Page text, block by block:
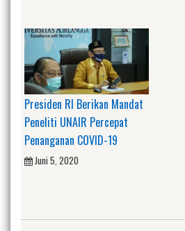
Presiden RI Berikan Mandat
Peneliti UNAIR Percepat
Penanganan COVID-19
Juni 5, 2020